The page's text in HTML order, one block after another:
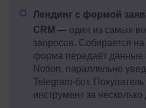
Лендинг с формой
CRM — один из самых
запросов. Собирается
форма передаёт данные
Notion, параллельно
Telegram-бот.
инструмент за несколько